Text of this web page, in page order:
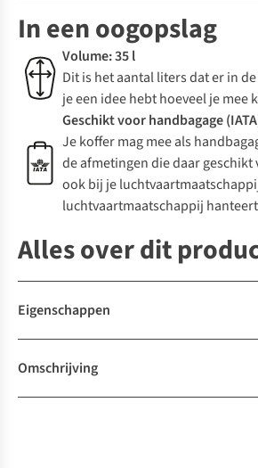
In een oogopslag
Volume: 35 l
Dit is het aantal liters dat er in
je een idee hebt hoeveel je mee
Geschikt voor handbagage
Je koffer mag mee als
de afmetingen die daar geschikt
ook bij je
luchtvaartmaatschappij
Alles over dit
Eigenschappen
Omschrijving